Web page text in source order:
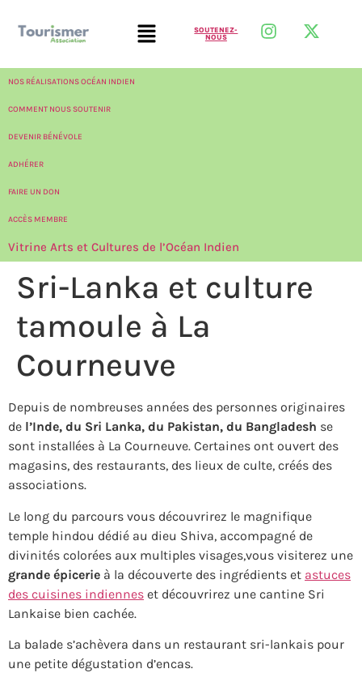
SOUTENEZ-
NOUS
NOS RÉALISATIONS OCÉAN INDIEN
COMMENT NOUS SOUTENIR
DEVENIR BÉNÉVOLE
ADHÉRER
FAIRE UN DON
ACCÈS MEMBRE
Vitrine Arts et Cultures de l’Océan Indien
Sri-Lanka et culture
tamoule à La
Courneuve
Depuis de nombreuses années des personnes originaires
de l’Inde, du Sri Lanka, du Pakistan, du Bangladesh se
sont installées à La Courneuve. Certaines ont ouvert des
magasins, des restaurants, des lieux de culte, créés des
associations.
Le long du parcours vous découvrirez le magnifique
temple hindou dédié au dieu Shiva, accompagné de
divinités colorées aux multiples visages,vous visiterez une
grande épicerie à la découverte des ingrédients et astuces
des cuisines indiennes et découvrirez une cantine Sri
Lankaise bien cachée.
La balade s’achèvera dans un restaurant sri-lankais pour
une petite dégustation d’encas.